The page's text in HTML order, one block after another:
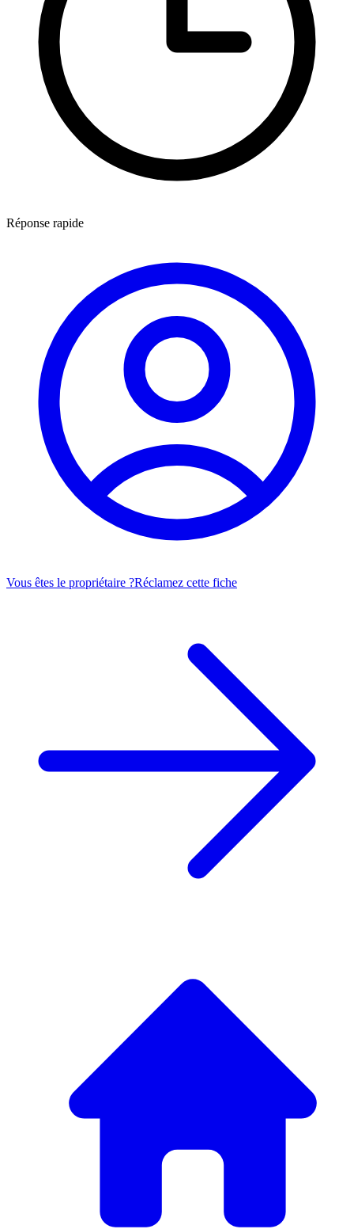
Réponse rapide
Vous êtes le propriétaire ?Réclamez cette fiche